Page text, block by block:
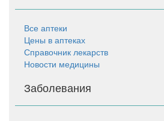
Все аптеки
Цены в аптеках
Справочник лекарств
Новости медицины
Заболевания